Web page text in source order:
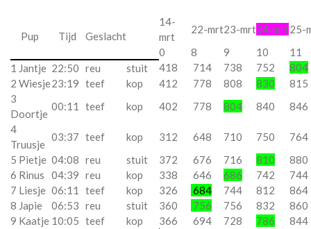
Pup Tijd Geslacht
14-
mrt
22-mrt23-mrt24-mrt25-
0
8 9 10
11
1 Jantje 22:50 reu stuit 418 714 738 752
804
2 Wiesje23:19 teef kop 412 778 808 830
815
3
Doortje
00:11 teef kop 402 778 804 840
846
4
Truusje
03:37 teef kop 312 648 710 750
764
5 Pietje 04:08 reu stuit 372 676 716 810
880
6 Rinus
04:39 reu kop 338 646 686 742
744
7 Liesje 06:11 teef kop 326 684 744 812
864
8 Japie
06:53 reu stuit 360 756 756 832
860
9 Kaatje 10:05 teef kop 366 694 728 786
844